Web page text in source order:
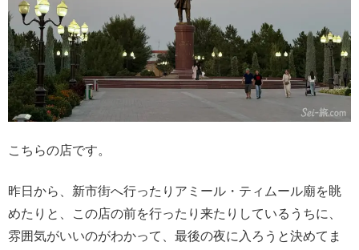
こちらの店です。
昨日から、新市街へ行ったりアミール・ティムール廟を眺
めたりと、この店の前を行ったり来たりしているうちに、
雰囲気がいいのがわかって、最後の夜に入ろうと決めてま